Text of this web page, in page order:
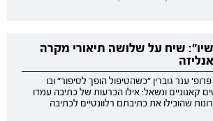
שיח על שלושה תיאורי מקרה
ענר גוברין "כשהטיפול הופך לסיפור" ובו
קאנוניים ונשאל: אילו הכרעות של כתיבה עמדו
שהובילו את כתיבתם רלוונטיים לכתיבה